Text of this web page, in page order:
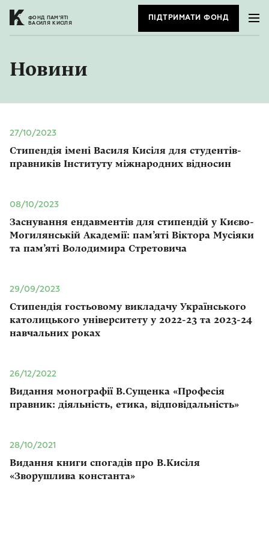
ФОНД ПАМ’ЯТІ
ВАСИЛЯ КИСІЛЯ
ПІДТРИМАТИ ФОНД
Новини
27/10/2023
Стипендія імені Василя Кисіля для студентів-
правників Інституту міжнародних відносин
08/10/2023
Заснування ендавментів для стипендій у Києво-
Могилянській Академії: пам’яті Віктора Мусіяки
та пам’яті Володимира Стретовича
29/09/2023
Стипендія гостьовому викладачу Українського
католицького університету у 2022-23 та 2023-24
навчальних роках
26/12/2022
Видання монографії В.Сущенка «Професія
правник: діяльність, етика, відповідальність»
28/10/2021
Видання книги спогадів про В.Кисіля
«Зворушлива константа»